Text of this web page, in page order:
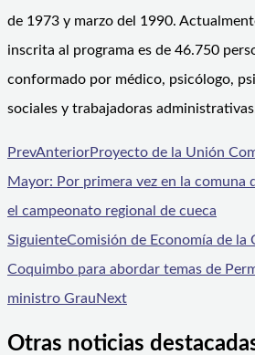
de 1973 y marzo del 1990.
inscrita al programa es de 46.750
conformado por médico, psicólogo,
sociales y trabajadoras
PrevAnteriorProyecto de la Unión
Mayor: Por primera vez en la comuna
el campeonato regional de cueca
SiguienteComisión de Economía de la
Coquimbo para abordar temas de
ministro GrauNext
Otras noticias